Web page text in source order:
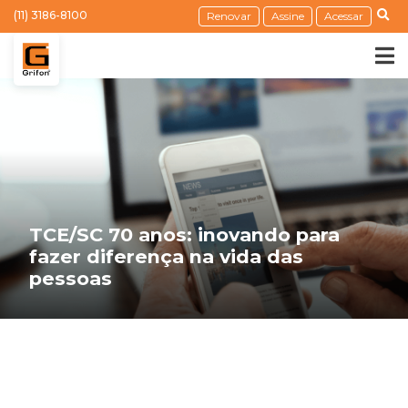
(11) 3186-8100 Renovar Assine Acessar
TCE/SC 70 anos: inovando para
fazer diferença na vida das
pessoas